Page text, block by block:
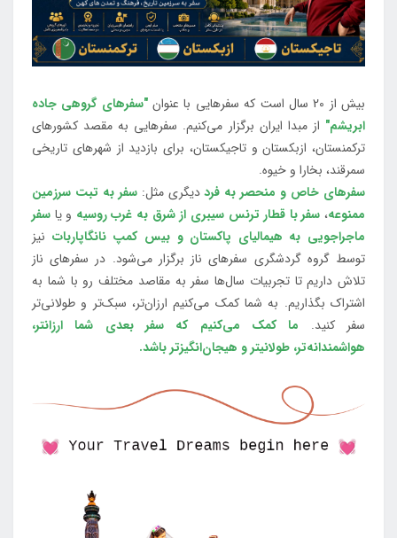
بیش از 20 سال است که سفرهایی با عنوان
"سفرهای گروهی جاده
ابریشم" از مبدا ایران برگزار می‌کنیم. سفرهایی به مقصد کشورهای
ترکمنستان، ازبکستان و تاجیکستان، برای بازدید از شهرهای تاریخی
سمرقند، بخارا و خیوه.
سفرهای خاص و منحصر به فرددیگری مثل:سفر به تبت سرزمین
ممنوعه، سفر با قطار ترنس سیبری از شرق به غرب روسیه و یا سفر
ماجراجویی به هیمالیای پاکستان و بیس کمپ نانگاپاربات نیز
توسط گروه گردشگری سفرهای ناز برگزار می‌شود. در سفرهای ناز
تلاش داریم تا تجربیات سال‌ها سفر به مقاصد مختلف رو با شما به
اشتراک بگذاریم. به شما کمک می‌کنیم ارزان‌تر، سبک‌تر و طولانی‌تر
سفر کنید. ما کمک می‌کنیم که سفر بعدی شما ارزانتر،
هواشمندانه‌تر، طولانی‎تر و هیجان‌انگیزتر باشد.